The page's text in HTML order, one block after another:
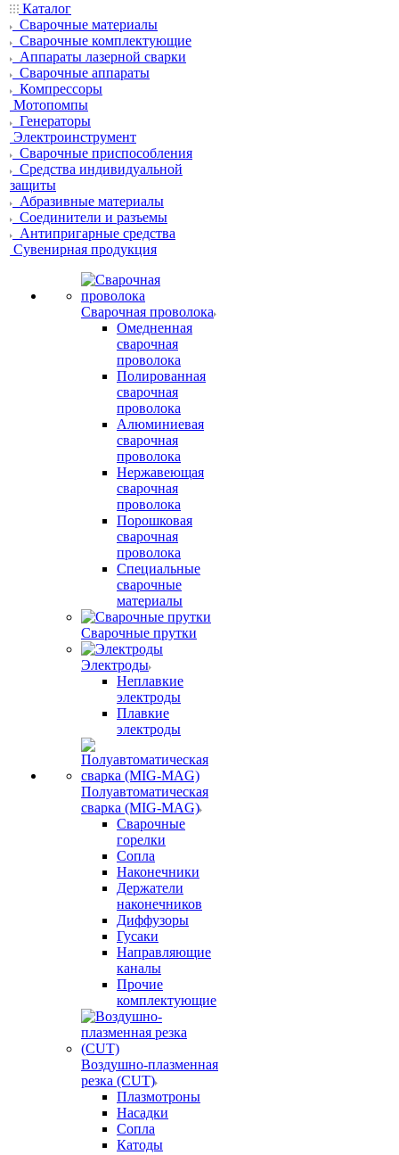
Каталог
Сварочные материалы
Сварочные комплектующие
Аппараты лазерной сварки
Сварочные аппараты
Компрессоры
Мотопомпы
Генераторы
Электроинструмент
Сварочные приспособления
Средства индивидуальной
защиты
Абразивные материалы
Соединители и разъемы
Антипригарные средства
Сувенирная продукция
Сварочная проволока
Омедненная
сварочная
проволока
Полированная
сварочная
проволока
Алюминиевая
сварочная
проволока
Нержавеющая
сварочная
проволока
Порошковая
сварочная
проволока
Специальные
сварочные
материалы
Сварочные прутки
Электроды
Неплавкие
электроды
Плавкие
электроды
Полуавтоматическая
сварка (MIG-MAG)
Сварочные
горелки
Сопла
Наконечники
Держатели
наконечников
Диффузоры
Гусаки
Направляющие
каналы
Прочие
комплектующие
Воздушно-плазменная
резка (CUT)
Плазмотроны
Насадки
Сопла
Катоды